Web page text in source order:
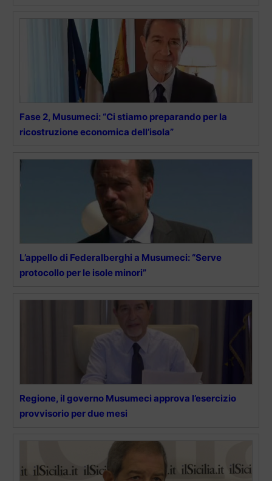
Fase 2, Musumeci: “Ci stiamo preparando per la
ricostruzione economica dell’isola”
L’appello di Federalberghi a Musumeci: “Serve
protocollo per le isole minori”
Regione, il governo Musumeci approva l’esercizio
provvisorio per due mesi